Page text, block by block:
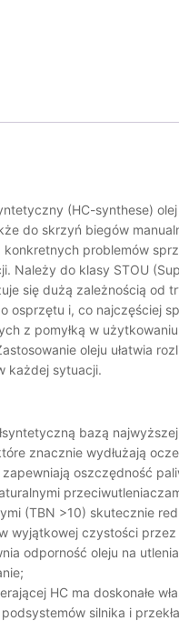
(HC-synthese)
do skrzyń biegów
problemów
Należy do klasy STOU
się dużą zależnością od
osprzętu i, co najczęściej
z pomyłką w
oleju ułatwia
każdej sytuacji.
bazą
znacznie wydłużają
oszczędność
(TBN >10) skutecznie
wyjątkowej czystości przez
odporność oleju na
HC ma doskonałe
silnika i